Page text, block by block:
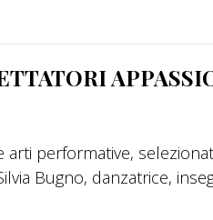
performative,
Bugno, danzatrice,